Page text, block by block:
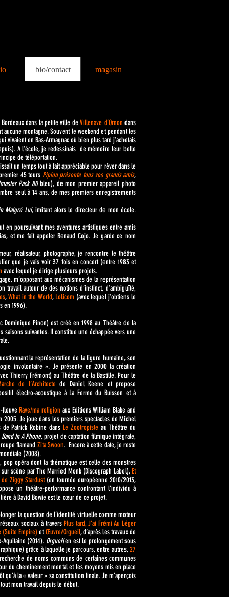
bio/contact magasin
dans la petite ville deVillenave d’Ornon dans
aucune montagne. Souvent le weekend et pendant les
vivaient en Bas-Armagnac où bien plus tard j’achetais
A l’école, je redessinais de mémoire leur belle
de téléportation.
un temps tout à fait appréciable pour rêver dans le
45 tours Pipiou présente tous vos grands amis,
Pack 80bleu), de mon premier appareil photo
seul à 14 ans, de mes premiers enregistrements
Malgré Lui, imitant alors le directeur de mon école.
en poursuivant mes aventures artistiques entre amis
et me fait appeler Renaud Cojo. Je garde ce nom
réalisateur, photographe, je rencontre le théâtre
que je vais voir 37 fois en concert (entre 1983 et
avec lequel je dirige plusieurs projets.
m’opposant aux mécanismes de la représentation
travail autour de des notions d’instinct, d’ambiguïté,
,What in the World, Lolicom (avec lequel j’obtiens le
en 1996).
Dominique Pinon) est créé en 1998 au Théâtre de la
suivantes. Il constitue une échappée vers une
la représentation de la figure humaine, son
involontaire ». Je présente en 2000 la création
Thierry Frémont) au Théâtre de la Bastille. Pour le
de l’Architectede Daniel Keene et propose
électro-acoustique à La Ferme du Buisson et à
fleuve Rave/ma religion aux Editions William Blake and
Je joue dans les premiers spectacles de Michel
de Patrick Robine dans Le Zootropiste au Théâtre du
Band In A Phone, projet de captation filmique intégrale,
flamand Zita Swoon. Encore à cette date, je reste
(2008).
opéra dont la thématique est celle des monstres
scène par The Married Monk (Discograph Label),Et
Ziggy Stardust (en tournée européenne 2010/2013,
un théâtre-performance confrontant l’individu à
à David Bowie est le cœur de ce projet.
la question de l’identité virtuelle comme moteur
sociaux à traversPlus tard, J’ai Frémi Au Léger
(Suite Empire)et Œuvre/Orgueil, d’après les travaux de
Aquitaine (2014). Orgueilen est le prolongement sous
grâce à laquelle je parcours, entre autres, 27
de noms communs de certaines communes
du cheminement mental et les moyens mis en place
la « valeur » sa constitution finale. Je m’aperçois
mon travail depuis le début.